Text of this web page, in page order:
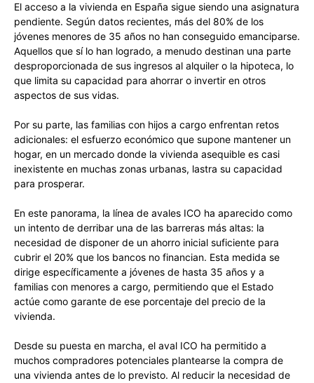
El acceso a la vivienda en España sigue siendo una asignatura
pendiente. Según datos recientes, más del 80% de los
jóvenes menores de 35 años no han conseguido emanciparse.
Aquellos que sí lo han logrado, a menudo destinan una parte
desproporcionada de sus ingresos al alquiler o la hipoteca, lo
que limita su capacidad para ahorrar o invertir en otros
aspectos de sus vidas.
Por su parte, las familias con hijos a cargo enfrentan retos
adicionales: el esfuerzo económico que supone mantener un
hogar, en un mercado donde la vivienda asequible es casi
inexistente en muchas zonas urbanas, lastra su capacidad
para prosperar.
En este panorama, la línea de avales ICO ha aparecido como
un intento de derribar una de las barreras más altas: la
necesidad de disponer de un ahorro inicial suficiente para
cubrir el 20% que los bancos no financian. Esta medida se
dirige específicamente a jóvenes de hasta 35 años y a
familias con menores a cargo, permitiendo que el Estado
actúe como garante de ese porcentaje del precio de la
vivienda.
Desde su puesta en marcha, el aval ICO ha permitido a
muchos compradores potenciales plantearse la compra de
una vivienda antes de lo previsto. Al reducir la necesidad de